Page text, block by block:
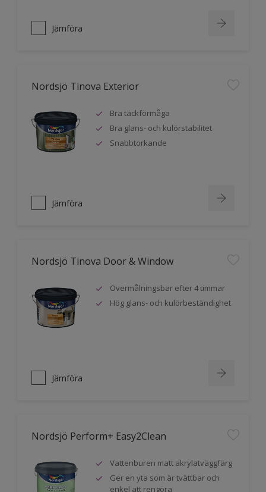
Jämföra
Nordsjö Tinova Exterior
Bra täckförmåga
Bra glans- och kulörstabilitet
Snabbtorkande
Jämföra
Nordsjö Tinova Door & Window
Övermålningsbar efter 4 timmar
Hög glans- och kulörbeständighet
Jämföra
Nordsjö Perform+ Easy2Clean
Vattenburen matt akrylatväggfärg
Ger en yta som är tvättbar och
enkel att rengöra